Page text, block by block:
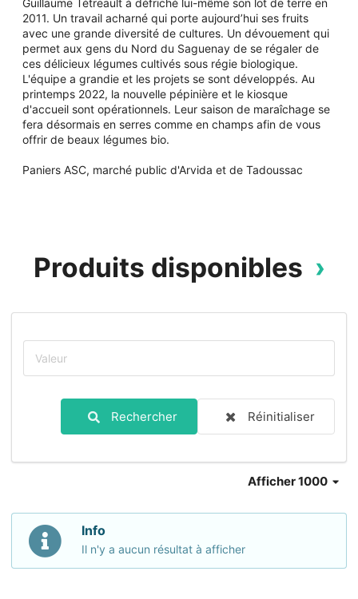
2011. Un travail acharné qui porte aujourd’hui ses fruits
avec une grande diversité de cultures. Un dévouement qui
permet aux gens du Nord du Saguenay de se régaler de
ces délicieux légumes cultivés sous régie biologique.
L'équipe a grandie et les projets se sont développés. Au
printemps 2022, la nouvelle pépinière et le kiosque
d'accueil sont opérationnels. Leur saison de maraîchage se
fera désormais en serres comme en champs afin de vous
offrir de beaux légumes bio.
Paniers ASC, marché public d'Arvida et de Tadoussac
Produits disponibles
Rechercher Réinitialiser
Afficher 1000
Info
Il n'y a aucun résultat à afficher